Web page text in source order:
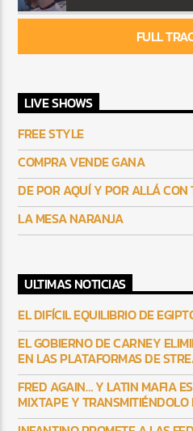
FULL
LIVE SHOWS
FREE STYLE
COMPRA VENDE GANA
DE POR AQUÍ Y POR ALLÁ CON
LA MESA NARANJA
ULTIMAS NOTICIAS
EL DIFÍCIL EQUILIBRIO DE
EL GOBIERNO DE CARNEY
EN LAS PLATAFORMAS DE
FRED AGAIN… Y LATIN MAFIA
MIXTAPE Y TRANSMITIÉNDOLO